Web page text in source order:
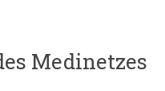
Medinetzes